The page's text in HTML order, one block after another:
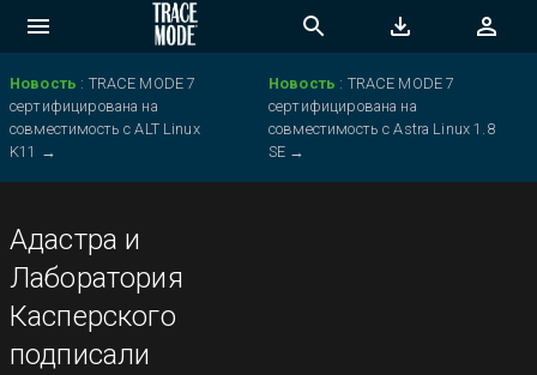
Новость : TRACE MODE 7
сертифицирована на
совместимость с ALT Linux
K11 →
Новость : TRACE MODE 7
сертифицирована на
совместимость с Astra Linux 1.8
SE →
Адастра и
Лаборатория
Касперского
подписали